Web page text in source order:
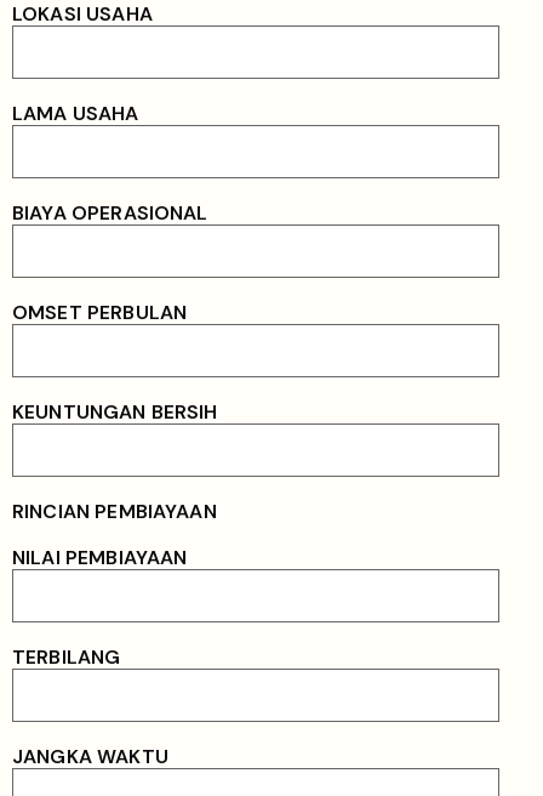
LOKASI USAHA
LAMA USAHA
BIAYA OPERASIONAL
OMSET PERBULAN
KEUNTUNGAN BERSIH
RINCIAN PEMBIAYAAN
NILAI PEMBIAYAAN
TERBILANG
JANGKA WAKTU